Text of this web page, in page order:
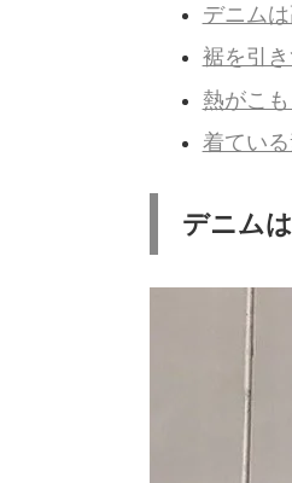
デニム
裾を引
熱がこ
着てい
デニム